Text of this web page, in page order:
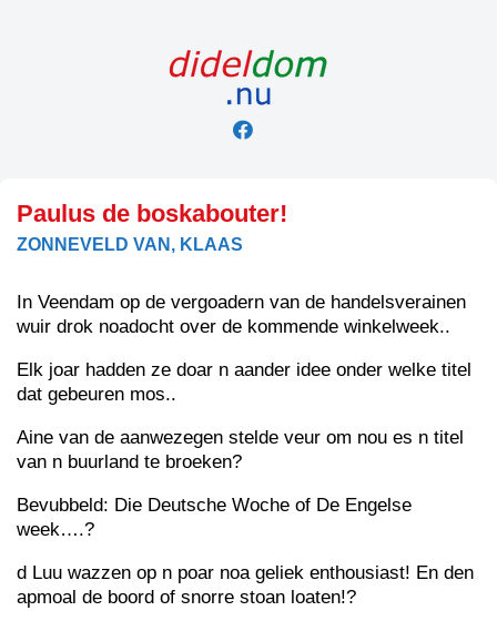
Paulus de boskabouter!
ZONNEVELD VAN, KLAAS
In Veendam op de vergoadern van de handelsverainen
wuir drok noadocht over de kommende winkelweek..
Elk joar hadden ze doar n aander idee onder welke titel
dat gebeuren mos..
Aine van de aanwezegen stelde veur om nou es n titel
van n buurland te broeken?
Bevubbeld: Die Deutsche Woche of De Engelse
week….?
d Luu wazzen op n poar noa geliek enthousiast! En den
apmoal de boord of snorre stoan loaten!?